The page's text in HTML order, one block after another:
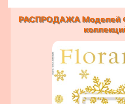
РАСПРОДАЖА Моделей